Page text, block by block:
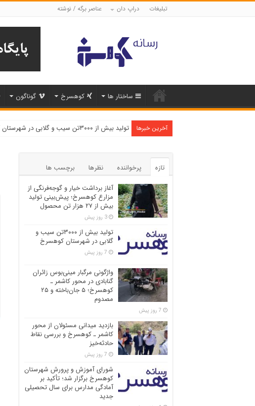
تبلیغات دراپ دان عناصر برگه / نوشته
ساختار ها کوهسرخ گوناگون
آخرین خبرها تولید بیش از ۳۰۰۰تن سیب و گلابی در شهرستان کوهسرخ
تازه پرخواننده نظرها
برچسب ها
آغاز برداشت خیار و گوجه‌فرنگی از
مزارع کوهسرخ؛ پیش‌بینی تولید
بیش از ۲۷ هزار تن محصول
3 روز پیش
تولید بیش از ۳۰۰۰تن سیب و
گلابی در شهرستان کوهسرخ
7 روز پیش
واژگونی مرگبار مینی‌بوس زائران
گنابادی در محور کاشمر ـ
کوهسرخ؛ ۵ جان‌باخته و ۲۵
مصدوم
7 روز پیش
بازدید میدانی مسئولان از محور
کاشمر ـ کوهسرخ و بررسی نقاط
حادثه‌خیز
7 روز پیش
شورای آموزش و پرورش شهرستان
کوهسرخ برگزار شد؛ تأکید بر
آمادگی مدارس برای سال تحصیلی
جدید